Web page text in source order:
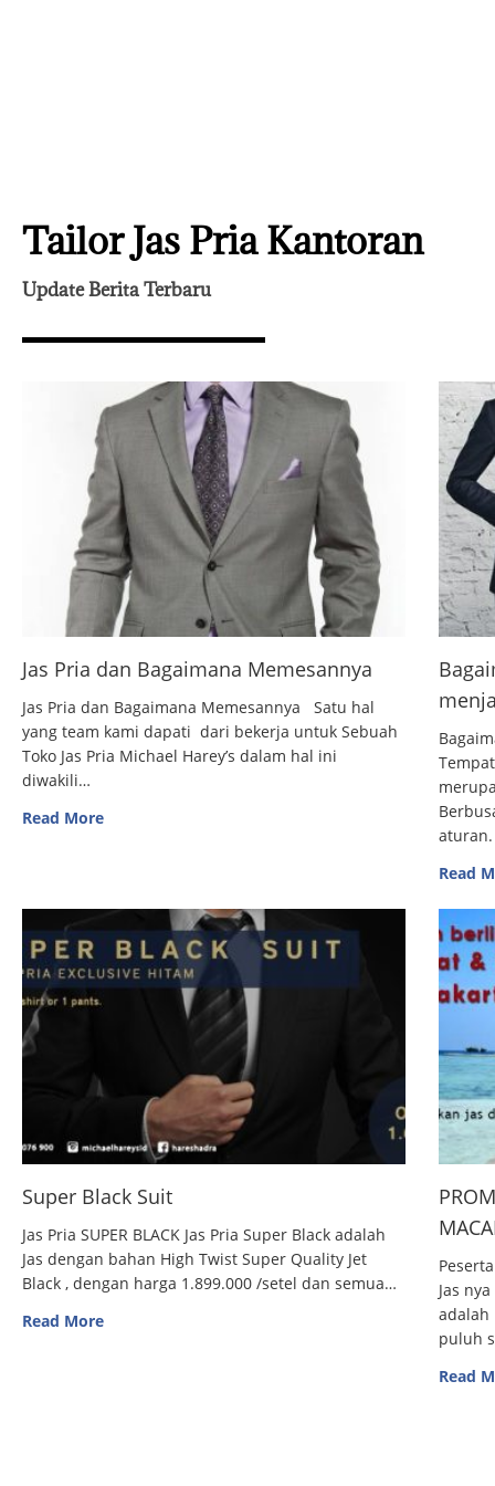
Tailor Jas Pria Kantoran
Update Berita Terbaru
Jas Pria dan Bagaimana Memesannya
Jas Pria dan Bagaimana Memesannya Satu hal
yang team kami dapati dari bekerja untuk Sebuah
Toko Jas Pria Michael Harey’s dalam hal ini
diwakili…
Read More
Read
Super Black Suit
Jas Pria SUPER BLACK Jas Pria Super Black adalah
Jas dengan bahan High Twist Super Quality Jet
Black , dengan harga 1.899.000 /setel dan semua…
Read More
Jas
adalah
puluh
Read